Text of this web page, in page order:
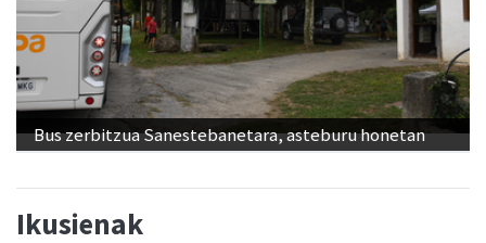
Bus zerbitzua Sanestebanetara, asteburu honetan
Ikusienak